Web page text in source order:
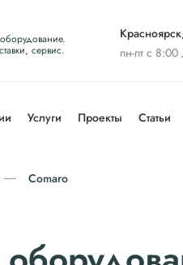
сервис.
пн-пт с
Услуги Проекты Статьи
Comaro